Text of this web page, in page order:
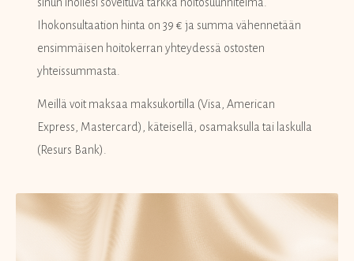
Ihokonsultaation hinta on 39 € ja summa vähennetään
ensimmäisen hoitokerran yhteydessä ostosten
yhteissummasta.
Meillä voit maksaa maksukortilla (Visa, American
Express, Mastercard), käteisellä, osamaksulla tai laskulla
(Resurs Bank).